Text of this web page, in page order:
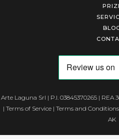
Arte Laguna Srl | P.I. 03845370265 | REA
| Terms of Service| Terms and Conditions
AK